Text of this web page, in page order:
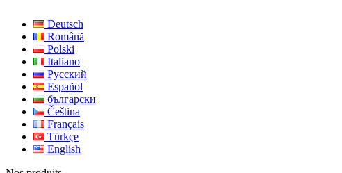
Deutsch
Română
Polski
Italiano
Русский
Español
български
Čeština
Français
Türkçe
English